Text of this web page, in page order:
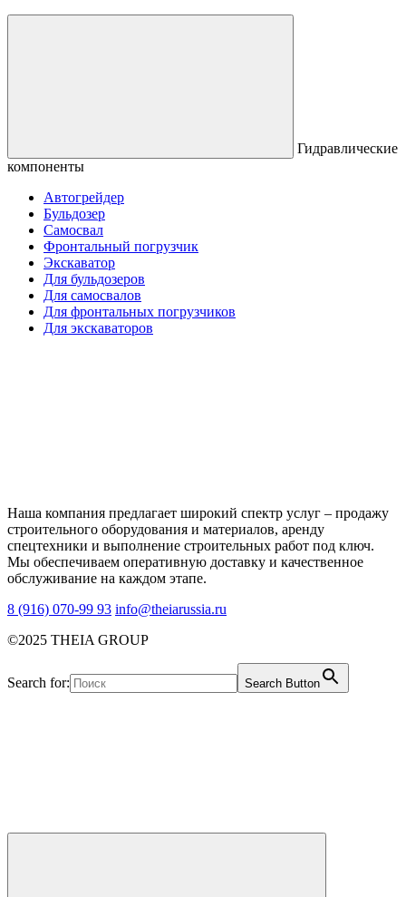
Гидравлические
компоненты
Автогрейдер
Бульдозер
Самосвал
Фронтальный погрузчик
Экскаватор
Для бульдозеров
Для самосвалов
Для фронтальных погрузчиков
Для экскаваторов
Наша компания предлагает широкий спектр услуг – продажу
строительного оборудования и материалов, аренду
спецтехники и выполнение строительных работ под ключ.
Мы обеспечиваем оперативную доставку и качественное
обслуживание на каждом этапе.
8 (916) 070-99 93 info@theiarussia.ru
©2025 THEIA GROUP
Search for: Search Button